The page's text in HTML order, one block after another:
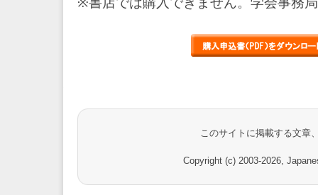
このサイトに掲載する文章
Copyright (c) 2003-2026,